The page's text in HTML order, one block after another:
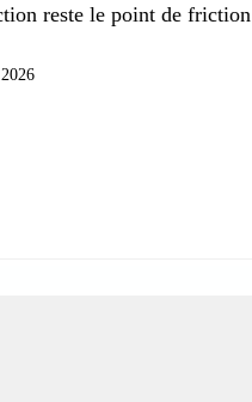
reste le point de friction